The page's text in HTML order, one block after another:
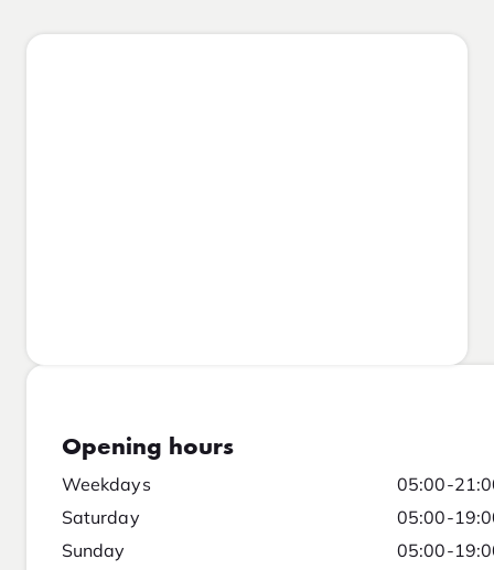
Opening hours
Weekdays
05:00-
Saturday
05:00-
Sunday
05:00-